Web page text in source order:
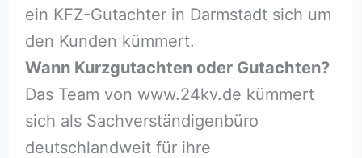
ein KFZ-Gutachter in Darmstadt sich um
den Kunden kümmert.
Wann Kurzgutachten oder Gutachten?
Das Team von www.24kv.de kümmert
sich als Sachverständigenbüro
deutschlandweit für ihre